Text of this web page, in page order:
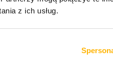
z ich usług.